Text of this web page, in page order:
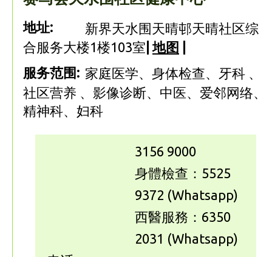
地址:
新界天水围天晴邨天晴社区综
合服务大楼1楼103室 地图
服务范围: 家庭医学、身体检查、牙科 、
社区营养 、影像诊断、中医、爱邻网络、
精神科、妇科
3156 9000
身體檢查：5525
9372 (Whatsapp)
西醫服務：6350
2031 (Whatsapp)